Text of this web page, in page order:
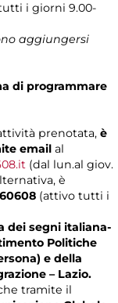
i giorni 9.00-
aggiungersi
di programmare
prenotata, è
email al
(dal lun.al giov.
è
(attivo tutti i
dei segni italiana-
Politiche
e della
– Lazio.
tramite il